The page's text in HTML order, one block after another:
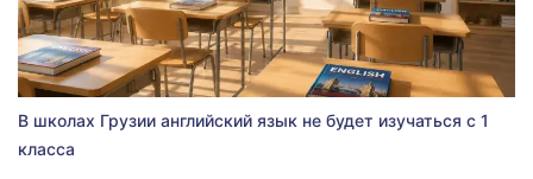
В школах Грузии английский язык не будет изучаться с 1
класса